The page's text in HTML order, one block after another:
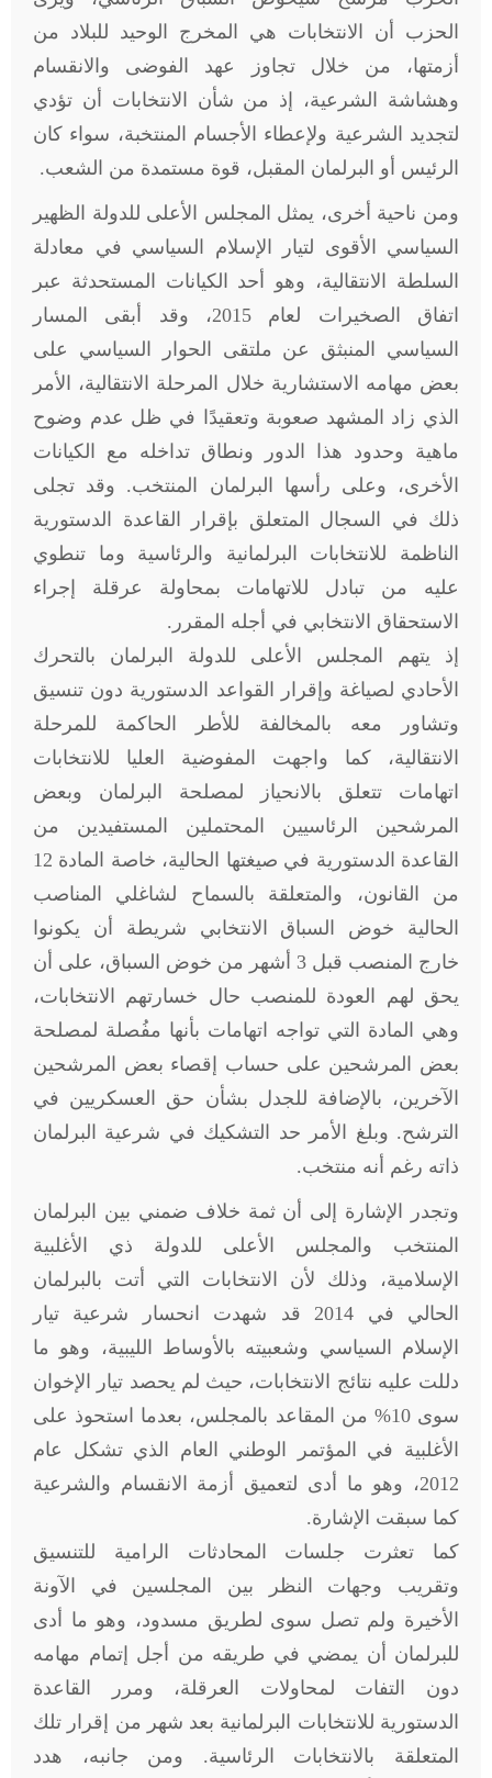
الحزب أن الانتخابات هي المخرج الوحيد للبلاد من
أزمتها، من خلال تجاوز عهد الفوضى والانقسام
وهشاشة الشرعية، إذ من شأن الانتخابات أن تؤدي
لتجديد الشرعية ولإعطاء الأجسام المنتخبة، سواء كان
الرئيس أو البرلمان المقبل، قوة مستمدة من الشعب.
ومن ناحية أخرى، يمثل المجلس الأعلى للدولة الظهير
السياسي الأقوى لتيار الإسلام السياسي في معادلة
السلطة الانتقالية، وهو أحد الكيانات المستحدثة عبر
اتفاق الصخيرات لعام 2015، وقد أبقى المسار
السياسي المنبثق عن ملتقى الحوار السياسي على
بعض مهامه الاستشارية خلال المرحلة الانتقالية، الأمر
الذي زاد المشهد صعوبة وتعقيدًا في ظل عدم وضوح
ماهية وحدود هذا الدور ونطاق تداخله مع الكيانات
الأخرى، وعلى رأسها البرلمان المنتخب. وقد تجلى
ذلك في السجال المتعلق بإقرار القاعدة الدستورية
الناظمة للانتخابات البرلمانية والرئاسية وما تنطوي
عليه من تبادل للاتهامات بمحاولة عرقلة إجراء
الاستحقاق الانتخابي في أجله المقرر.
إذ يتهم المجلس الأعلى للدولة البرلمان بالتحرك
الأحادي لصياغة وإقرار القواعد الدستورية دون تنسيق
وتشاور معه بالمخالفة للأطر الحاكمة للمرحلة
الانتقالية، كما واجهت المفوضية العليا للانتخابات
اتهامات تتعلق بالانحياز لمصلحة البرلمان وبعض
المرشحين الرئاسيين المحتملين المستفيدين من
القاعدة الدستورية في صيغتها الحالية، خاصة المادة 12
من القانون، والمتعلقة بالسماح لشاغلي المناصب
الحالية خوض السباق الانتخابي شريطة أن يكونوا
خارج المنصب قبل 3 أشهر من خوض السباق، على أن
يحق لهم العودة للمنصب حال خسارتهم الانتخابات،
وهي المادة التي تواجه اتهامات بأنها مفُصلة لمصلحة
بعض المرشحين على حساب إقصاء بعض المرشحين
الآخرين، بالإضافة للجدل بشأن حق العسكريين في
الترشح. وبلغ الأمر حد التشكيك في شرعية البرلمان
ذاته رغم أنه منتخب.
وتجدر الإشارة إلى أن ثمة خلاف ضمني بين البرلمان
المنتخب والمجلس الأعلى للدولة ذي الأغلبية
الإسلامية، وذلك لأن الانتخابات التي أتت بالبرلمان
الحالي في 2014 قد شهدت انحسار شرعية تيار
الإسلام السياسي وشعبيته بالأوساط الليبية، وهو ما
دللت عليه نتائج الانتخابات، حيث لم يحصد تيار الإخوان
سوى 10% من المقاعد بالمجلس، بعدما استحوذ على
الأغلبية في المؤتمر الوطني العام الذي تشكل عام
2012، وهو ما أدى لتعميق أزمة الانقسام والشرعية
كما سبقت الإشارة.
كما تعثرت جلسات المحادثات الرامية للتنسيق
وتقريب وجهات النظر بين المجلسين في الآونة
الأخيرة ولم تصل سوى لطريق مسدود، وهو ما أدى
للبرلمان أن يمضي في طريقه من أجل إتمام مهامه
دون التفات لمحاولات العرقلة، ومرر القاعدة
الدستورية للانتخابات البرلمانية بعد شهر من إقرار تلك
المتعلقة بالانتخابات الرئاسية. ومن جانبه، هدد